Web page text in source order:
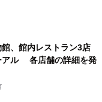
、館内レストラン3店
アル 各店舗の詳細を発